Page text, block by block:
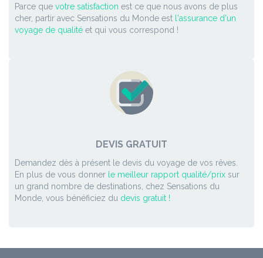
Parce que votre satisfaction est ce que nous avons de plus
cher, partir avec Sensations du Monde est l'assurance d'un
voyage de qualité et qui vous correspond !
DEVIS GRATUIT
Demandez dès à présent le devis du voyage de vos rêves.
En plus de vous donner le meilleur rapport qualité/prix sur
un grand nombre de destinations, chez Sensations du
Monde, vous bénéficiez du devis gratuit !